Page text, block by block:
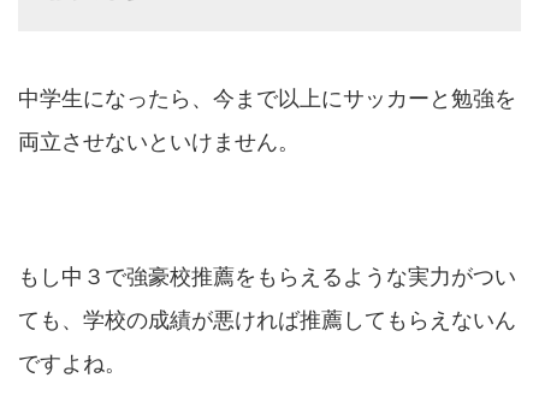
中学生になったら、今まで以上にサッカーと勉強を
両立させないといけません。
もし中３で強豪校推薦をもらえるような実力がつい
ても、学校の成績が悪ければ推薦してもらえないん
ですよね。